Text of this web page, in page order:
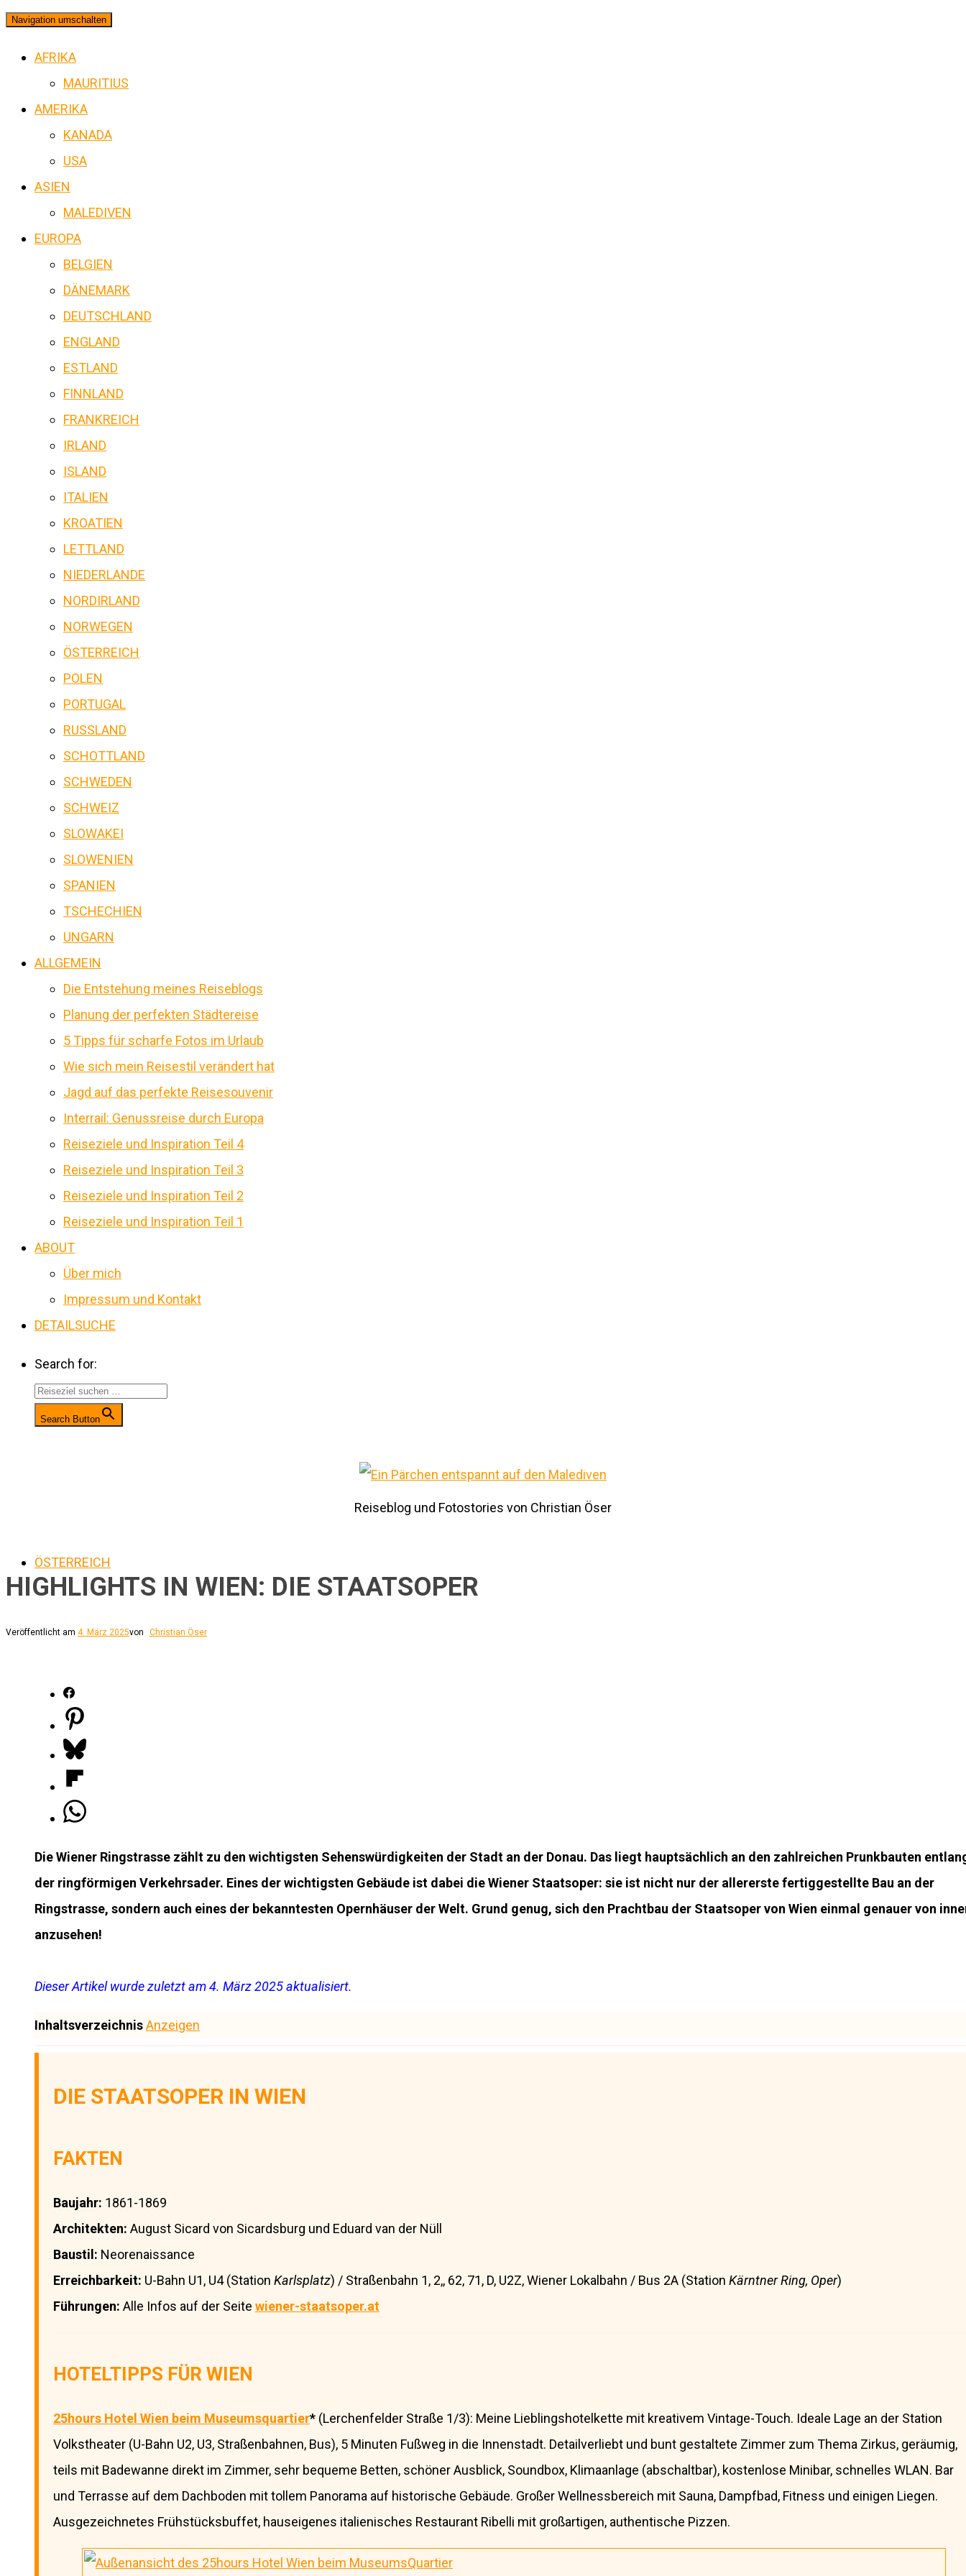
Navigation umschalten
AFRIKA
MAURITIUS
AMERIKA
KANADA
USA
ASIEN
MALEDIVEN
EUROPA
BELGIEN
DÄNEMARK
DEUTSCHLAND
ENGLAND
ESTLAND
FINNLAND
FRANKREICH
IRLAND
ISLAND
ITALIEN
KROATIEN
LETTLAND
NIEDERLANDE
NORDIRLAND
NORWEGEN
ÖSTERREICH
POLEN
PORTUGAL
RUSSLAND
SCHOTTLAND
SCHWEDEN
SCHWEIZ
SLOWAKEI
SLOWENIEN
SPANIEN
TSCHECHIEN
UNGARN
ALLGEMEIN
Die Entstehung meines Reiseblogs
Planung der perfekten Städtereise
5 Tipps für scharfe Fotos im Urlaub
Wie sich mein Reisestil verändert hat
Jagd auf das perfekte Reisesouvenir
Interrail: Genussreise durch Europa
Reiseziele und Inspiration Teil 4
Reiseziele und Inspiration Teil 3
Reiseziele und Inspiration Teil 2
Reiseziele und Inspiration Teil 1
ABOUT
Über mich
Impressum und Kontakt
DETAILSUCHE
Search for:
Search Button
Reiseblog und Fotostories von Christian Öser
ÖSTERREICH
HIGHLIGHTS IN WIEN: DIE STAATSOPER
Veröffentlicht am 4. März 2025von Christian Öser
Die Wiener Ringstrasse zählt zu den wichtigsten Sehenswürdigkeiten der Stadt an der Donau. Das liegt hauptsächlich an den zahlreichen Prunkbauten
der ringförmigen Verkehrsader. Eines der wichtigsten Gebäude ist dabei die Wiener Staatsoper: sie ist nicht nur der allererste fertiggestellte Bau an der
Ringstrasse, sondern auch eines der bekanntesten Opernhäuser der Welt. Grund genug, sich den Prachtbau der Staatsoper von Wien einmal genauer von
anzusehen!
Dieser Artikel wurde zuletzt am 4. März 2025 aktualisiert.
InhaltsverzeichnisAnzeigen
DIE STAATSOPER IN WIEN
FAKTEN
Baujahr: 1861-1869
Architekten: August Sicard von Sicardsburg und Eduard van der Nüll
Baustil: Neorenaissance
Erreichbarkeit: U-Bahn U1, U4 (Station Karlsplatz) / Straßenbahn 1, 2,, 62, 71, D, U2Z, Wiener Lokalbahn / Bus 2A (Station Kärntner Ring, Oper)
Führungen: Alle Infos auf der Seite wiener-staatsoper.at
HOTELTIPPS FÜR WIEN
25hours Hotel Wien beim Museumsquartier* (Lerchenfelder Straße 1/3): Meine Lieblingshotelkette mit kreativem Vintage-Touch. Ideale Lage an der Station
Volkstheater (U-Bahn U2, U3, Straßenbahnen, Bus), 5 Minuten Fußweg in die Innenstadt. Detailverliebt und bunt gestaltete Zimmer zum Thema Zirkus, geräumig,
teils mit Badewanne direkt im Zimmer, sehr bequeme Betten, schöner Ausblick, Soundbox, Klimaanlage (abschaltbar), kostenlose Minibar, schnelles WLAN. Bar
und Terrasse auf dem Dachboden mit tollem Panorama auf historische Gebäude. Großer Wellnessbereich mit Sauna, Dampfbad, Fitness und einigen Liegen.
Ausgezeichnetes Frühstücksbuffet, hauseigenes italienisches Restaurant Ribelli mit großartigen, authentische Pizzen.